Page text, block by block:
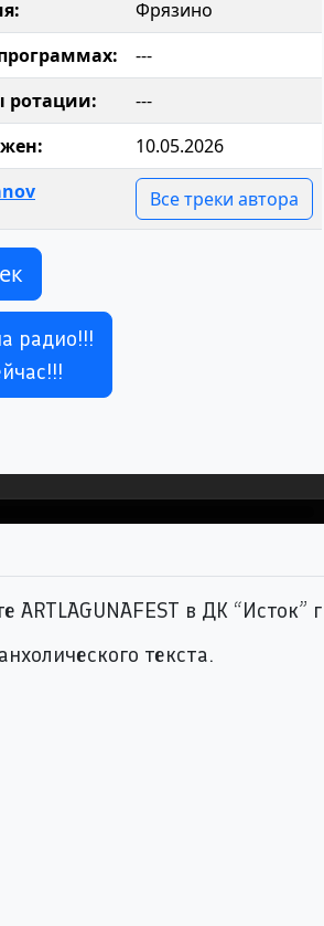
Фрязино
---
ротации:
---
10.05.2026
Все треки автора
радио!!!
в ДК “Исток”
текста.